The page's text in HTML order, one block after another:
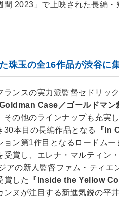
2023」で上映された長編
珠玉の全16作品が渋谷に
ランスの実力派監督セドリッ
Goldman Case／ゴールドマン
その他のラインナップも充実
30本目の長編作品となる
『In
ョン第1作目となるロードムー
賞し、エレナ・マルティン
アの新人監督ファム・ティエ
賞した
『Inside the Yellow
ヌが注目する新進気鋭の平